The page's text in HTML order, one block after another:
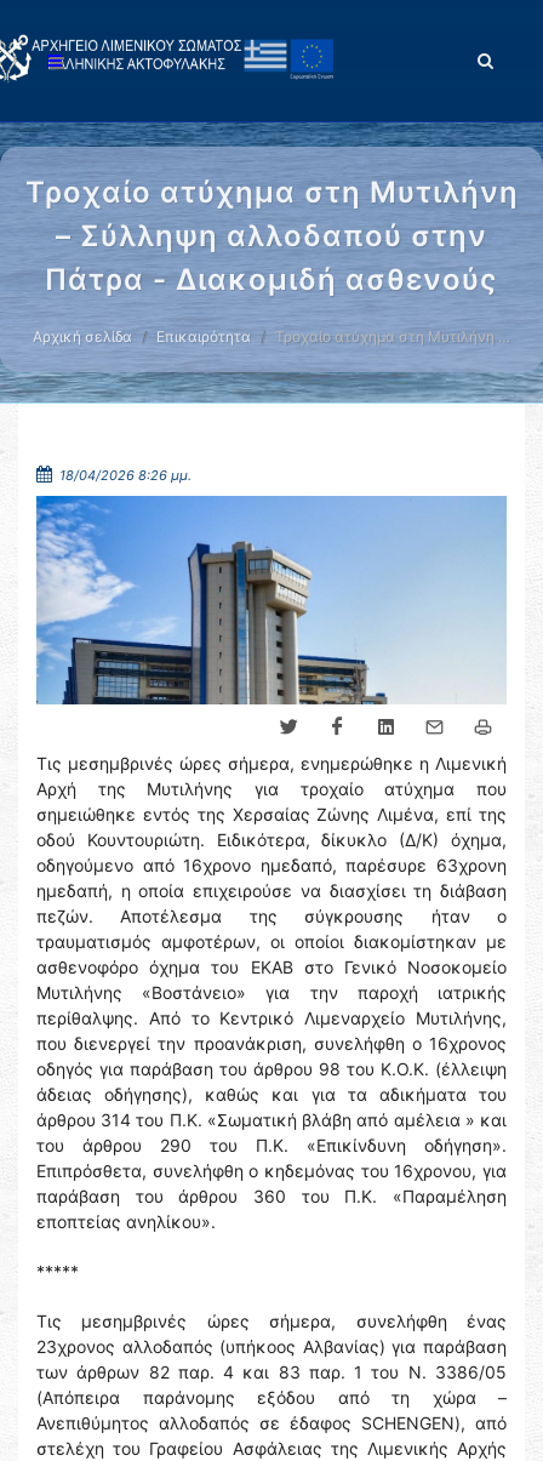
Τροχαίο ατύχημα στη Μυτιλήνη
– Σύλληψη αλλοδαπού στην
Πάτρα - Διακομιδή ασθενούς
Αρχική σελίδα Επικαιρότητα Τροχαίο ατύχημα στη Μυτιλήνη …
18/04/2026 8:26 μμ.
Τις μεσημβρινές ώρες σήμερα, ενημερώθηκε η Λιμενική
Αρχή της Μυτιλήνης για τροχαίο ατύχημα που
σημειώθηκε εντός της Χερσαίας Ζώνης Λιμένα, επί της
οδού Κουντουριώτη. Ειδικότερα, δίκυκλο (Δ/Κ) όχημα,
οδηγούμενο από 16χρονο ημεδαπό, παρέσυρε 63χρονη
ημεδαπή, η οποία επιχειρούσε να διασχίσει τη διάβαση
πεζών. Αποτέλεσμα της σύγκρουσης ήταν ο
τραυματισμός αμφοτέρων, οι οποίοι διακομίστηκαν με
ασθενοφόρο όχημα του ΕΚΑΒ στο Γενικό Νοσοκομείο
Μυτιλήνης «Βοστάνειο» για την παροχή ιατρικής
περίθαλψης. Από το Κεντρικό Λιμεναρχείο Μυτιλήνης,
που διενεργεί την προανάκριση, συνελήφθη ο 16χρονος
οδηγός για παράβαση του άρθρου 98 του Κ.Ο.Κ. (έλλειψη
άδειας οδήγησης), καθώς και για τα αδικήματα του
άρθρου 314 του Π.Κ. «Σωματική βλάβη από αμέλεια » και
του άρθρου 290 του Π.Κ. «Επικίνδυνη οδήγηση».
Επιπρόσθετα, συνελήφθη ο κηδεμόνας του 16χρονου, για
παράβαση του άρθρου 360 του Π.Κ. «Παραμέληση
εποπτείας ανηλίκου».
*****
Τις μεσημβρινές ώρες σήμερα, συνελήφθη ένας
23χρονος αλλοδαπός (υπήκοος Αλβανίας) για παράβαση
των άρθρων 82 παρ. 4 και 83 παρ. 1 του Ν. 3386/05
(Απόπειρα παράνομης εξόδου από τη χώρα –
Ανεπιθύμητος αλλοδαπός σε έδαφος SCHENGEN), από
στελέχη του Γραφείου Ασφάλειας της Λιμενικής Αρχής